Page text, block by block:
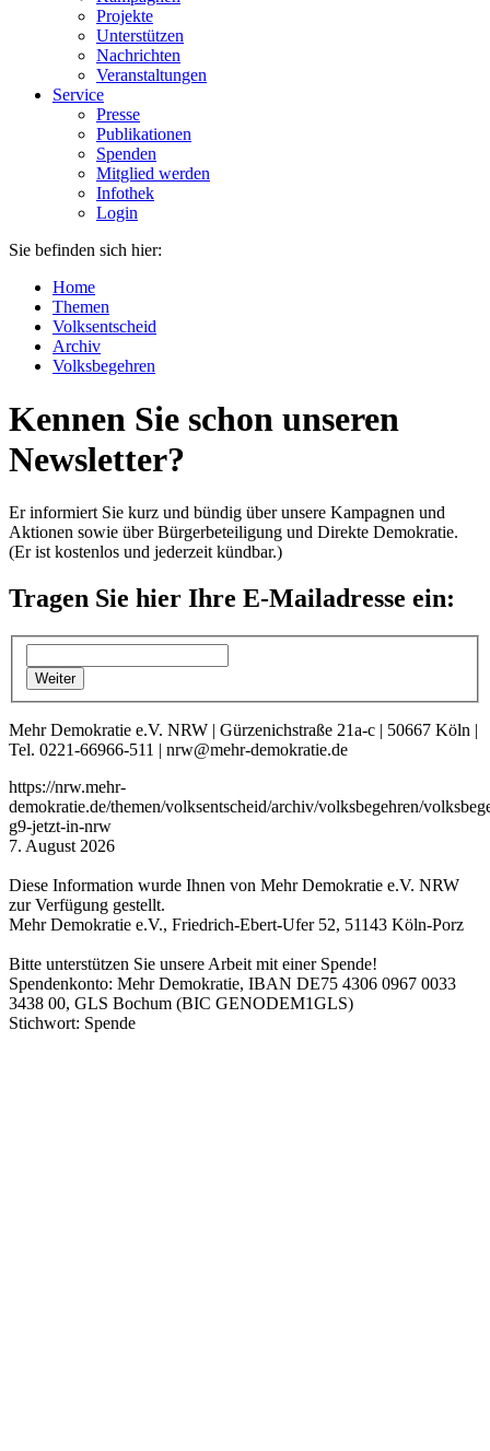
Projekte
Unterstützen
Nachrichten
Veranstaltungen
Service
Presse
Publikationen
Spenden
Mitglied werden
Infothek
Login
Sie befinden sich hier:
Home
Themen
Volksentscheid
Archiv
Volksbegehren
Kennen Sie schon unseren
Newsletter?
Er informiert Sie kurz und bündig über unsere Kampagnen und
Aktionen sowie über Bürgerbeteiligung und Direkte Demokratie.
(Er ist kostenlos und jederzeit kündbar.)
Tragen Sie hier Ihre E-Mailadresse ein:
Mehr Demokratie e.V. NRW | Gürzenichstraße 21a-c | 50667 Köln |
Tel. 0221-66966-511 | nrw@mehr-demokratie.de
https://nrw.mehr-
demokratie.de/themen/volksentscheid/archiv/volksbegehren/
g9-jetzt-in-nrw
7. August 2026
Diese Information wurde Ihnen von Mehr Demokratie e.V. NRW
zur Verfügung gestellt.
Mehr Demokratie e.V., Friedrich-Ebert-Ufer 52, 51143 Köln-Porz
Bitte unterstützen Sie unsere Arbeit mit einer Spende!
Spendenkonto: Mehr Demokratie, IBAN DE75 4306 0967 0033
3438 00, GLS Bochum (BIC GENODEM1GLS)
Stichwort: Spende